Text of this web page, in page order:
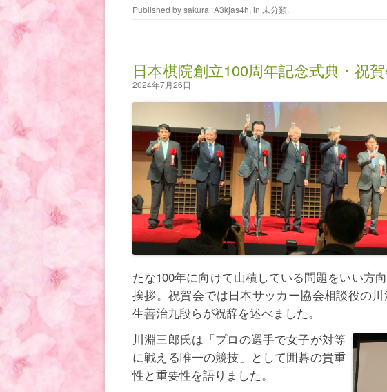
Published bysakura_A3kjas4h, in 未分類.
日本棋院創立100周年記念式典・祝
2024年7月26日
たな100年に向けて山積している問題をいい方
挨拶。祝賀会では日本サッカー協会相談役の
生善治九段らが祝辞を述べました。
川淵三郎氏は「プロの選手で女子が対等
に戦える唯一の競技」として囲碁の貴重
性と重要性を語りました。